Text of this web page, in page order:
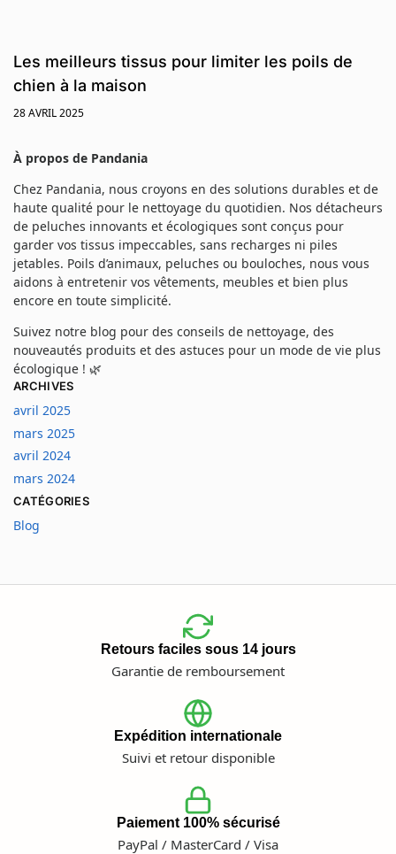
Les meilleurs tissus pour limiter les poils de
chien à la maison
28 AVRIL 2025
À propos de Pandania
Chez Pandania, nous croyons en des solutions durables et de
haute qualité pour le nettoyage du quotidien. Nos détacheurs
de peluches innovants et écologiques sont conçus pour
garder vos tissus impeccables, sans recharges ni piles
jetables. Poils d’animaux, peluches ou bouloches, nous vous
aidons à entretenir vos vêtements, meubles et bien plus
encore en toute simplicité.
Suivez notre blog pour des conseils de nettoyage, des
nouveautés produits et des astuces pour un mode de vie plus
écologique ! 🌿
ARCHIVES
avril 2025
mars 2025
avril 2024
mars 2024
CATÉGORIES
Blog
Retours faciles sous 14 jours
Garantie de remboursement
Expédition internationale
Suivi et retour disponible
Paiement 100% sécurisé
PayPal / MasterCard / Visa